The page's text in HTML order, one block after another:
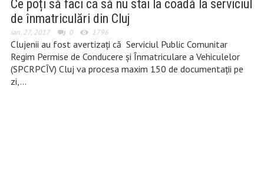
Ce poți să faci ca să nu stai la coadă la serviciul
de înmatriculări din Cluj
ian. 27, 2017 0 1796
Clujenii au fost avertizați că Serviciul Public Comunitar
Regim Permise de Conducere şi Înmatriculare a Vehiculelor
(SPCRPCÎV) Cluj va procesa maxim 150 de documentații pe
zi,…